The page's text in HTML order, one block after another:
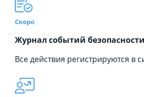
Скоро
Журнал событий безопасности
Все действия регистрируются в